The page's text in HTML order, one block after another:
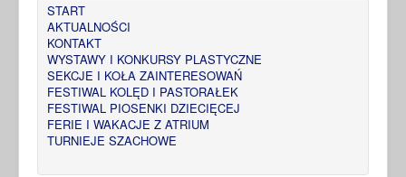
START
AKTUALNOŚCI
KONTAKT
WYSTAWY I KONKURSY PLASTYCZNE
SEKCJE I KOŁA ZAINTERESOWAŃ
FESTIWAL KOLĘD I PASTORAŁEK
FESTIWAL PIOSENKI DZIECIĘCEJ
FERIE I WAKACJE Z ATRIUM
TURNIEJE SZACHOWE